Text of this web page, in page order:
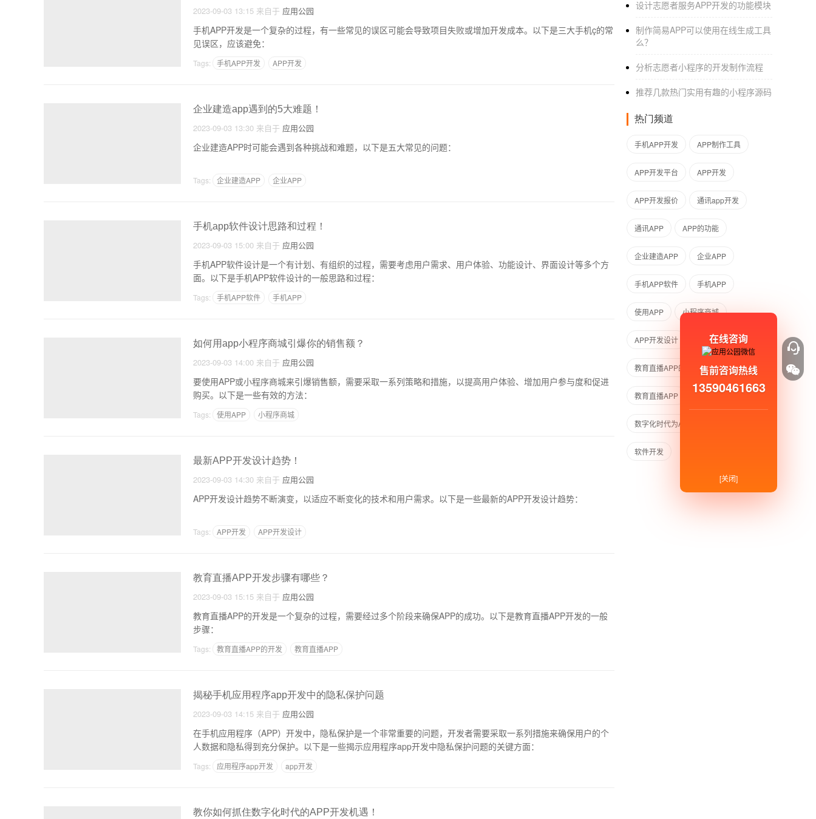
2023-09-03 13:15 来自于 应用公园
手机APP开发是一个复杂的过程，有一些常见的误区可能会导致项目失败或增加开发成本。以下是三大手机ç的常
见误区，应该避免：
Tags: 手机APP开发 APP开发
企业建造app遇到的5大难题！
2023-09-03 13:30 来自于 应用公园
企业建造APP时可能会遇到各种挑战和难题，以下是五大常见的问题：
Tags: 企业建造APP 企业APP
手机app软件设计思路和过程！
2023-09-03 15:00 来自于 应用公园
手机APP软件设计是一个有计划、有组织的过程，需要考虑用户需求、用户体验、功能设计、界面设计等多个方
面。以下是手机APP软件设计的一般思路和过程：
Tags: 手机APP软件 手机APP
如何用app小程序商城引爆你的销售额？
2023-09-03 14:00 来自于 应用公园
要使用APP或小程序商城来引爆销售额，需要采取一系列策略和措施，以提高用户体验、增加用户参与度和促进
购买。以下是一些有效的方法：
Tags: 使用APP 小程序商城
最新APP开发设计趋势！
2023-09-03 14:30 来自于 应用公园
APP开发设计趋势不断演变，以适应不断变化的技术和用户需求。以下是一些最新的APP开发设计趋势：
Tags: APP开发 APP开发设计
教育直播APP开发步骤有哪些？
2023-09-03 15:15 来自于 应用公园
教育直播APP的开发是一个复杂的过程，需要经过多个阶段来确保APP的成功。以下是教育直播APP开发的一般
步骤：
Tags: 教育直播APP的开发 教育直播APP
揭秘手机应用程序app开发中的隐私保护问题
2023-09-03 14:15 来自于 应用公园
在手机应用程序（APP）开发中，隐私保护是一个非常重要的问题，开发者需要采取一系列措施来确保用户的个
人数据和隐私得到充分保护。以下是一些揭示应用程序app开发中隐私保护问题的关键方面：
Tags: 应用程序app开发 app开发
教你如何抓住数字化时代的APP开发机遇！
设计志愿者服务APP开发的功能模块
制作简易APP可以使用在线生成工具
么？
分析志愿者小程序的开发制作流程
推荐几款热门实用有趣的小程序源码
热门频道
手机APP开发 APP制作工具
APP开发平台 APP开发
APP开发报价 通讯app开发
通讯APP APP的功能
企业建造APP 企业APP
手机APP软件 手机APP
使用APP 小程序商城
APP开发设计
教育直播APP的开发
教育直播APP 应用程序app开发
数字化时代为APP
软件开发
在线咨询
售前咨询热线
13590461663
[关闭]